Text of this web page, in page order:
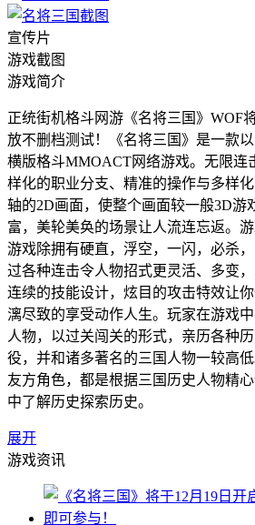
宣传片
游戏截图
游戏简介
正统街机格斗网游《名将三国》WOF
放不删档测试！《名将三国》是一款
横版格斗MMOACT网络游戏。无限连
样化的职业分支、精准的操作与多样
轴的2D画面，使整个画面较一般3D游
富，美轮美奂的场景让人流连忘返。
游戏除拥有硬直，浮空，一闪，必杀
过各种连击令人物招式更灵活、多变，
连续的技能设计，炫目的攻击特效让
漓尽致的享受动作人生。玩家在游戏
人物，以过关闯关的形式，亲历各种
役，并和诸多著名的三国人物一较高
友方角色，都是根据三国历史人物精
中了解历史探索历史。
展开
游戏资讯